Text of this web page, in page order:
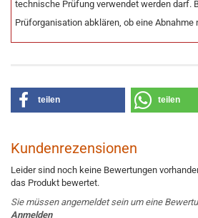
technische Prüfung verwendet werden darf.
Prüforganisation abklären, ob eine Abnahme
teilen teilen
Kundenrezensionen
Leider sind noch keine Bewertungen
das Produkt bewertet.
Sie müssen angemeldet sein um eine
Anmelden